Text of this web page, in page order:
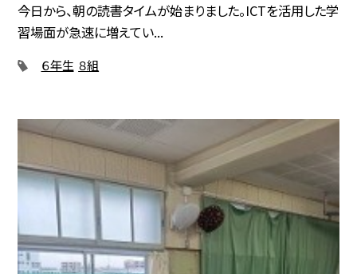
今日から、朝の読書タイムが始まりました。ICTを活用した学
習場面が急速に増えてい...
６年生 ８組